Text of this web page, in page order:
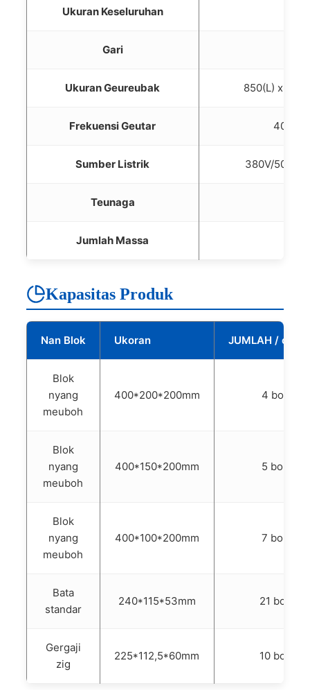
Ukuran Keseluruhan
Gari
Ukuran Geureubak 850(L) x
Frekuensi Geutar 4000-
Sumber Listrik 380V/50Hz
Teunaga
Jumlah Massa
Kapasitas Produk
Nan Blok Ukoran JUMLAH /
Blok
nyang
meuboh
400*200*200mm 4 boh
Blok
nyang
meuboh
400*150*200mm 5 boh
Blok
nyang
meuboh
400*100*200mm 7 boh
Bata
standar
240*115*53mm 21 boh
Gergaji
zig
225*112,5*60mm 10 boh